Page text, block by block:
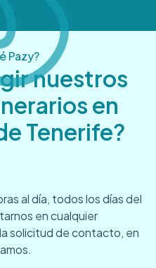
Pazy?
nuestros
en
Tenerife?
al día, todos los días del
en cualquier
solicitud de contacto, en